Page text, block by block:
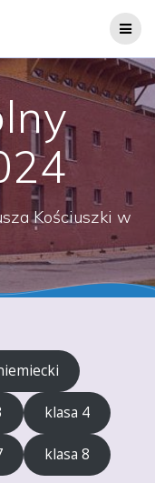
Kościuszki w
klasa 4
klasa 8